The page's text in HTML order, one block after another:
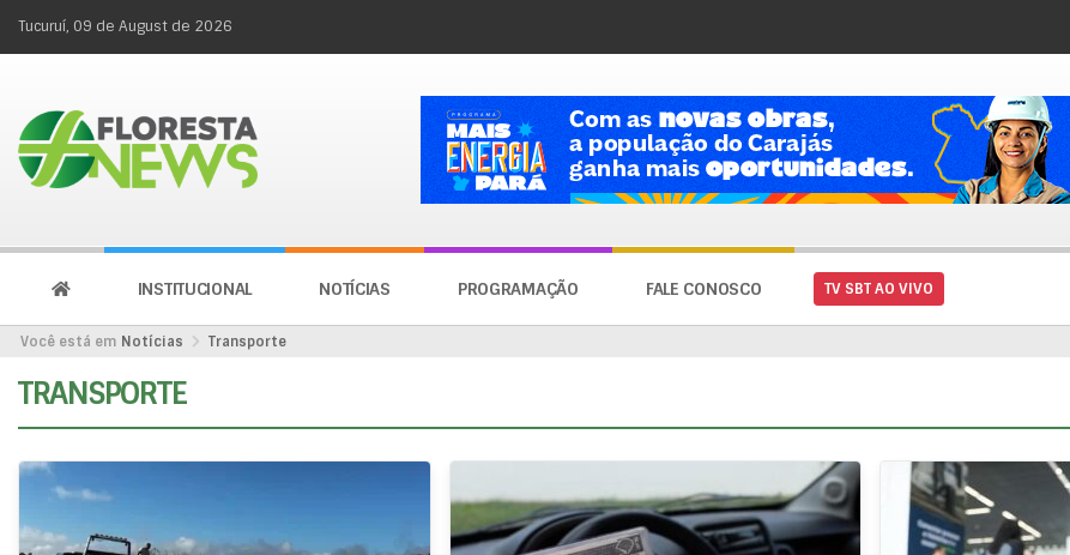
Tucuruí, 09 de August de 2026
INSTITUCIONAL NOTÍCIAS PROGRAMAÇÃO FALE CONOSCO TV SBT AO VIVO
Você está em Notícias Transporte
TRANSPORTE